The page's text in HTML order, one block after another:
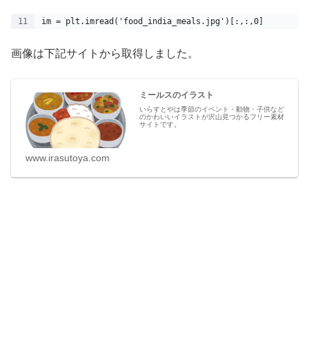
im = plt.imread('food_india_meals.jpg')[:,:,0]
画像は下記サイトから取得しました。
ミールスのイラスト
いらすとやは季節のイベント・動物・子供など
のかわいいイラストが沢山見つかるフリー素材
サイトです。
www.irasutoya.com